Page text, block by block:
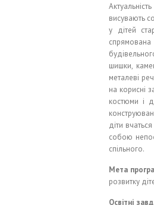
висувають
у дітей
шишки,
металеві
на корисні
костюми і
діти
собою
спільного.
Мета
розвитку
Освітні